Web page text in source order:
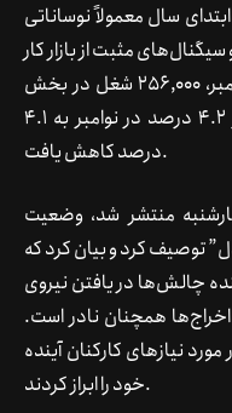
سال معمولاً نوساناتی
مثبت از بازار کار
و اقتصاد کلان اشاره دارند. در ماه دسامبر، 256,000 شغل در بخش
غیرکشاورزی اضافه شد و نرخ بیکاری از 4.2 درصد در نوامبر به 4.1
درصد کاهش یافت.
منتشر شد، وضعیت
توصیف کرد و بیان کرد که
چالش‌ها در یافتن نیروی
همچنان نادر است.
نیازهای کارکنان آینده
خود را ابراز کردند.